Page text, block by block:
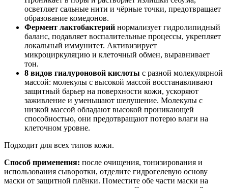
осветляет сальные нити и чёрные точки, предотвращает
образование комедонов.
Фермент лактобактерий нормализует гидролипидный
баланс, подавляет воспалительные процессы, укрепляет
локальный иммунитет. Активизирует
микроциркуляцию и клеточный обмен, выравнивает
тон.
8 видов гиалуроновой кислоты с разной молекулярной
массой: молекулы с высокой массой восстанавливают
защитный барьер на поверхности кожи, ускоряют
заживление и уменьшают шелушение. Молекулы с
низкой массой обладают высокой проникающей
способностью, они предотвращают потерю влаги на
клеточном уровне.
Подходит для всех типов кожи.
Способ применения: после очищения, тонизирования и
использования сыворотки, отделите гидрогелевую основу
маски от защитной плёнки. Поместите обе части маски на